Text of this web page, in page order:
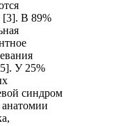
[3]. В 89%
У 25%
синдром
анатомии